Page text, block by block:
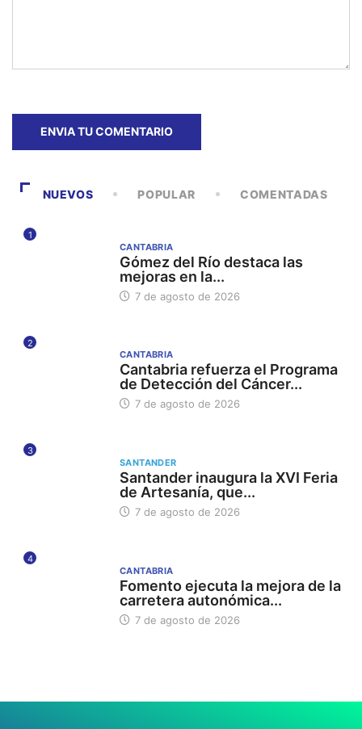
NUEVOS POPULAR COMENTADAS
1
CANTABRIA
Gómez del Río destaca las
mejoras en la...
7 de agosto de 2026
2
CANTABRIA
Cantabria refuerza el Programa
de Detección del Cáncer...
7 de agosto de 2026
3
SANTANDER
Santander inaugura la XVI Feria
de Artesanía, que...
7 de agosto de 2026
4
CANTABRIA
Fomento ejecuta la mejora de la
carretera autonómica...
7 de agosto de 2026